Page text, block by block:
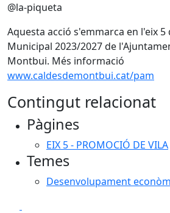
@la-piqueta
Aquesta acció s'emmarca en l'eix 5
Municipal 2023/2027 de
Montbui. Més informació
www.caldesdemontbui.cat/pam
Contingut relacionat
Pàgines
EIX 5 - PROMOCIÓ DE VILA
Temes
Desenvolupament